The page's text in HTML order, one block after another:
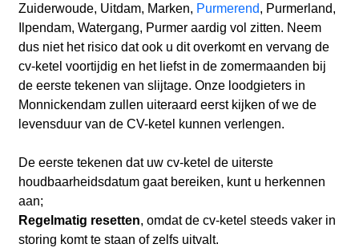
Zuiderwoude, Uitdam, Marken, Purmerend, Purmerland,
Ilpendam, Watergang, Purmer aardig vol zitten. Neem
dus niet het risico dat ook u dit overkomt en vervang de
cv-ketel voortijdig en het liefst in de zomermaanden bij
de eerste tekenen van slijtage. Onze loodgieters in
Monnickendam zullen uiteraard eerst kijken of we de
levensduur van de CV-ketel kunnen verlengen.
De eerste tekenen dat uw cv-ketel de uiterste
houdbaarheidsdatum gaat bereiken, kunt u herkennen
aan;
Regelmatig resetten, omdat de cv-ketel steeds vaker in
storing komt te staan of zelfs uitvalt.